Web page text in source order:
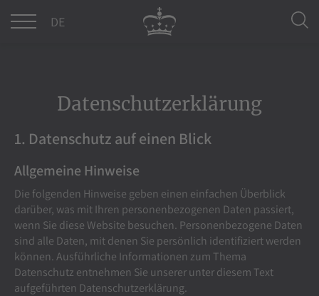
DE
Datenschutzerklärung
1. Datenschutz auf einen Blick
Allgemeine Hinweise
Die folgenden Hinweise geben einen einfachen Überblick
darüber, was mit Ihren personenbezogenen Daten passiert,
wenn Sie diese Website besuchen. Personenbezogene Daten
sind alle Daten, mit denen Sie persönlich identifiziert werden
können. Ausführliche Informationen zum Thema
Datenschutz entnehmen Sie unserer unter diesem Text
aufgeführten Datenschutzerklärung.